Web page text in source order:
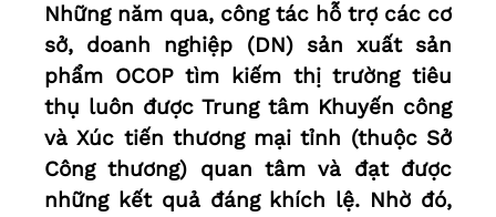
Những năm qua, công tác hỗ trợ các cơ
sở, doanh nghiệp (DN) sản xuất sản
phẩm OCOP tìm kiếm thị trường tiêu
thụ luôn được Trung tâm Khuyến công
và Xúc tiến thương mại tỉnh (thuộc Sở
Công thương) quan tâm và đạt được
những kết quả đáng khích lệ. Nhờ đó,